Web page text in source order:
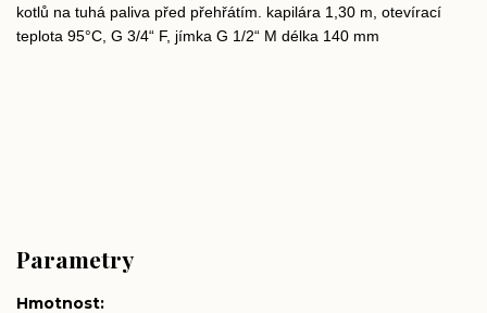
kotlů na tuhá paliva před přehřátím. kapilára 1,30 m, otevírací
teplota 95°C, G 3/4“ F, jímka G 1/2“ M délka 140 mm
Parametry
Hmotnost